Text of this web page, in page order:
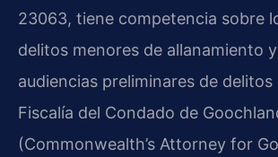
23063, tiene competencia sobre
delitos menores de allanamiento
audiencias preliminares de delitos
Fiscalía del Condado de
(Commonwealth’s Attorney for